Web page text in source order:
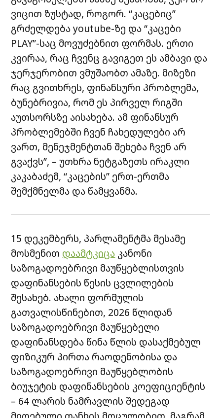
ვიცით ზუსტად, როგორ. “კაცებიც”
გრძელდება youtube-ზე და “კაცები
PLAY”-საც მოვუძებნით ფორმას. ერთი
კვირაა, რაც ჩვენც გავიგეთ ეს ამბავი და
ჯერჯერობით ვმუშაობთ ამაზე. მიზეზი
რაც გვითხრეს, ფინანსური პრობლემა,
ბუნებრივია, რომ ეს პირველ რიგში
აუთსორსზე აისახება. ამ ფინანსურ
პრობლემებში ჩვენ ჩახედულები არ
ვართ, მენეჯმენტთან შეხება ჩვენ არ
გვაქვს”, – უთხრა ნეტგაზეთს ირაკლი
კაკაბაძემ, “კაცების” ერთ-ერთმა
შემქმნელმა და წამყვანმა.
15 დეკემბერს, პარლამენტმა მესამე
მოსმენით დაამტკიცა კანონი
საზოგადოებრივი მაუწყებლისთვის
დაფინანსების წესის ცვლილების
შესახებ. ახალი ფორმულის
გათვალისწინებით, 2026 წლიდან
საზოგადოებრივი მაუწყებელი
დაფინანსდება წინა წლის დასაქმებულ
ფიზიკურ პირთა რაოდენობისა და
საზოგადოებრივი მაუწყებლობის
ბიუჯეტის დაფინანსების კოეფიციენტის
– 64 ლარის ნამრავლის შედეგად